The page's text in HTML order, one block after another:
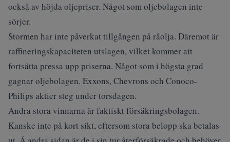
också av höjda oljepriser. Något som oljebolagen inte
sörjer.
Stormen har inte påverkat tillgången på råolja. Däremot är
raffineringskapaciteten utslagen, vilket kommer att
fortsätta pressa upp priserna. Något som i högsta grad
gagnar oljebolagen. Exxons, Chevrons och Conoco-
Philips aktier steg under torsdagen.
Andra stora vinnarna är faktiskt försäkringsbolagen.
Kanske inte på kort sikt, eftersom stora belopp ska betalas